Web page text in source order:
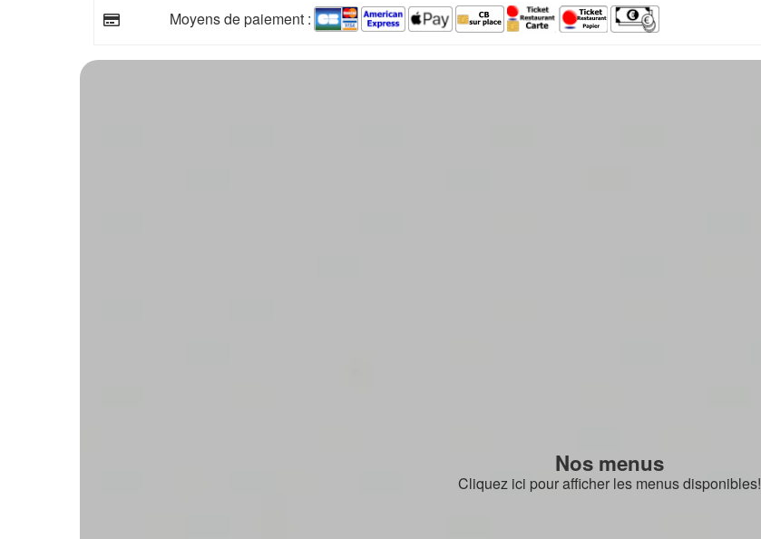
Moyens de paiement :
Nos menus
Cliquez ici pour afficher les menus disponibles!